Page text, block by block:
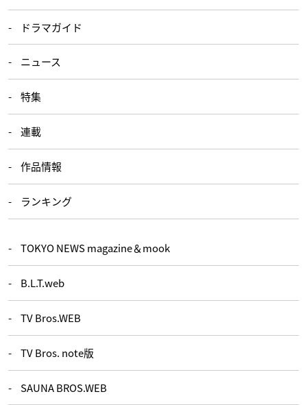
ドラマガイド
ニュース
特集
連載
作品情報
ランキング
TOKYO NEWS magazine＆mook
B.L.T.web
TV Bros.WEB
TV Bros. note版
SAUNA BROS.WEB